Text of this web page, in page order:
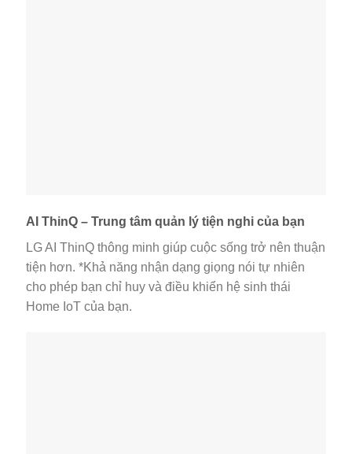
AI ThinQ – Trung tâm quản lý tiện nghi của bạn
LG AI ThinQ thông minh giúp cuộc sống trở nên thuận
tiện hơn. *Khả năng nhận dạng giọng nói tự nhiên
cho phép bạn chỉ huy và điều khiển hệ sinh thái
Home IoT của bạn.